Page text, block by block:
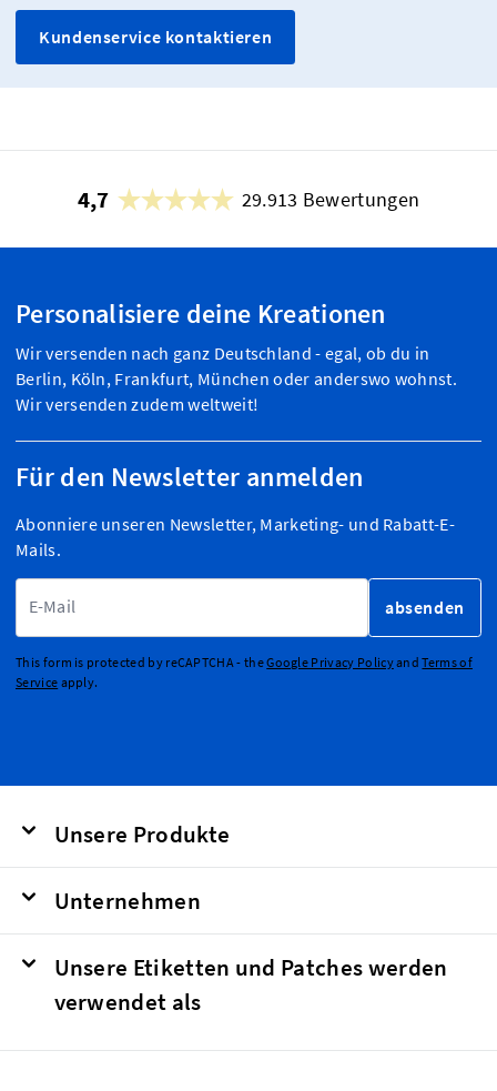
Kundenservice kontaktieren
4,7 29.913 Bewertungen
Personalisiere deine Kreationen
Wir versenden nach ganz Deutschland - egal, ob du in
Berlin, Köln, Frankfurt, München oder anderswo wohnst.
Wir versenden zudem weltweit!
Für den Newsletter anmelden
Abonniere unseren Newsletter, Marketing- und Rabatt-E-
Mails.
absenden
This form is protected by reCAPTCHA - theGoogle Privacy PolicyandTerms of
Service apply.
Unsere Produkte
Unternehmen
Unsere Etiketten und Patches werden
verwendet als